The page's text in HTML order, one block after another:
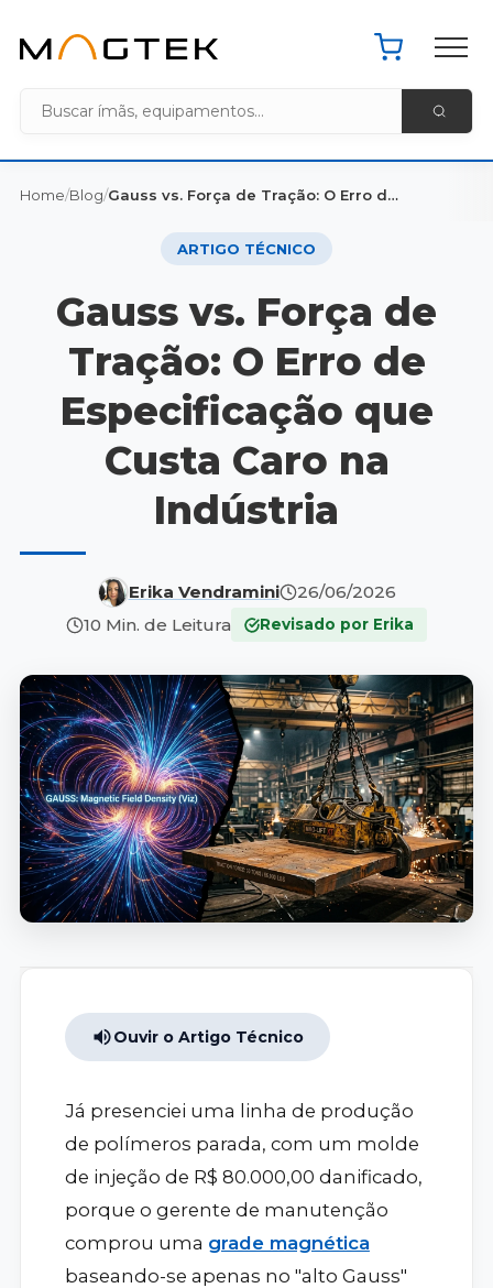
Pacote de
Home/Blog/ Gauss vs. Força de Tração: O Erro de Especificação que Custa Caro na Indústria
ARTIGO TÉCNICO
Gauss vs. Força de
Tração: O Erro de
Especificação que
Custa Caro na
Indústria
Erika Vendramini
26/06/2026
10 Min. de Leitura
Revisado por Erika
Ouvir o Artigo Técnico
Já presenciei uma linha de produção
de polímeros parada, com um molde
de injeção de R$ 80.000,00 danificado,
porque o gerente de manutenção
comprou uma grade magnética
baseando-se apenas no "alto Gauss"